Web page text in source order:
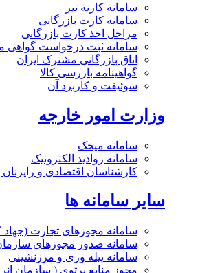
سامانه کارنه تیر
سامانه کارت بازرگانی
مراحل اخذ کارت بازرگانی
سامانه ثبت درخواست گواهی
اتاق بازرگانی مشترک ایران
گواهینامه بازرسی کالا
سوئیفت و کاربرد آن
وزارت امور خارجه
سامانه میخک
سامانه روادید الکترونیک
کارشناسان اقتصادی و رایزنان
سایر سامانه ها
سامانه مجوزهای تجارت
سامانه صدور مجوزهای سازمان
سامانه پیله وری و مرزنشینی
مجوز منابع پرتوی ( سازمان